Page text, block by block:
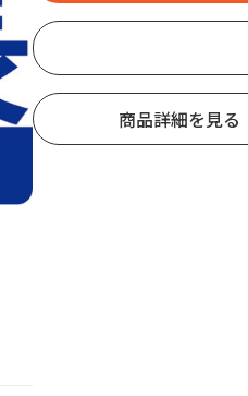
商品詳細を見る